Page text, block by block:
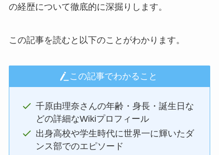
の経歴について徹底的に深掘りします。
この記事を読むと以下のことがわかります。
この記事でわかること
千原由理奈さんの年齢・身長・誕生日な
どの詳細なWikiプロフィール
出身高校や学生時代に世界一に輝いたダ
ンス部でのエピソード